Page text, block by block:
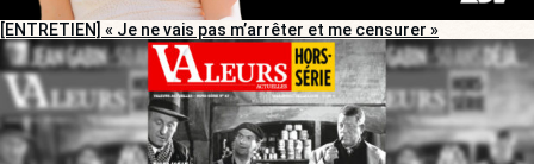
[ENTRETIEN] « Je ne vais pas m’arrêter et me censurer »